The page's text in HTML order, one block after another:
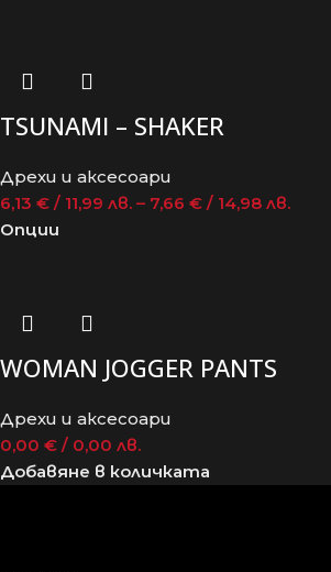
TSUNAMI – SHAKER
Дрехи и аксесоари
6,13 € / 11,99 лв. – 7,66 € / 14,98 лв.
Опции
WOMAN JOGGER PANTS
Дрехи и аксесоари
0,00 € / 0,00 лв.
Добавяне в количката